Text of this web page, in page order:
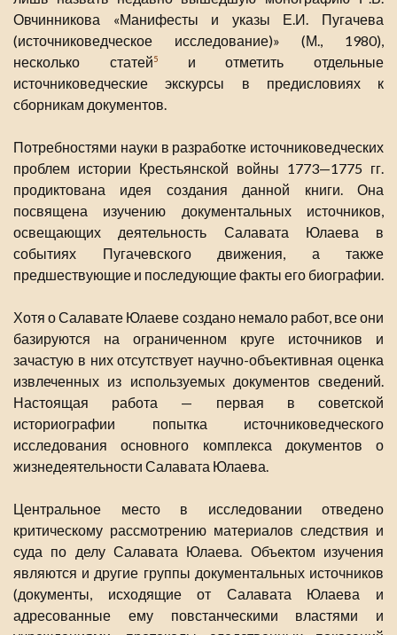
Овчинникова «Манифесты и указы Е.И. Пугачева
(источниковедческое исследование)» (М., 1980),
несколько статей5и отметить отдельные
источниковедческие экскурсы в предисловиях к
сборникам документов.
Потребностями науки в разработке источниковедческих
проблем истории Крестьянской войны 1773—1775 гг.
продиктована идея создания данной книги. Она
посвящена изучению документальных источников,
освещающих деятельность Салавата Юлаева в
событиях Пугачевского движения, а также
предшествующие и последующие факты его биографии.
Хотя о Салавате Юлаеве создано немало работ, все они
базируются на ограниченном круге источников и
зачастую в них отсутствует научно-объективная оценка
извлеченных из используемых документов сведений.
Настоящая работа — первая в советской
историографии попытка источниковедческого
исследования основного комплекса документов о
жизнедеятельности Салавата Юлаева.
Центральное место в исследовании отведено
критическому рассмотрению материалов следствия и
суда по делу Салавата Юлаева. Объектом изучения
являются и другие группы документальных источников
(документы, исходящие от Салавата Юлаева и
адресованные ему повстанческими властями и